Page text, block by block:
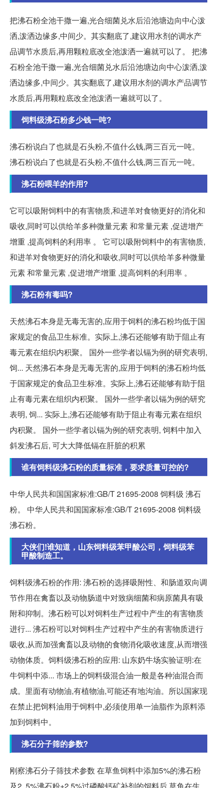
把沸石粉全池干撒一遍,光合细菌兑水后沿池塘边向中心泼
洒,泼洒边缘多,中间少。其实翻底了,建议用水剂的调水产
品调节水质后,再用颗粒底改全池泼洒一遍就可以了。 把沸
石粉全池干撒一遍,光合细菌兑水后沿池塘边向中心泼洒,泼
洒边缘多,中间少。其实翻底了,建议用水剂的调水产品调节
水质后,再用颗粒底改全池泼洒一遍就可以了。
饲料级沸石粉多少钱一吨?
沸石粉说白了也就是石头粉,不值什么钱,两三百元一吨。
沸石粉说白了也就是石头粉,不值什么钱,两三百元一吨。
沸石粉喂羊的作用?
它可以吸附饲料中的有害物质,和进羊对食物更好的消化和
吸收,同时可以供给羊多种微量元素 和常量元素 ,促进增产
增重 ,提高饲料的利用率 。 它可以吸附饲料中的有害物质,
和进羊对食物更好的消化和吸收,同时可以供给羊多种微量
元素 和常量元素 ,促进增产增重 ,提高饲料的利用率 。
沸石粉有毒吗?
天然沸石本身是无毒无害的,应用于饲料的沸石粉均低于国
家规定的食品卫生标准。实际上,沸石还能够有助于阻止有
毒元素在组织内积聚。 国外一些学者以镉为例的研究表明,
饲... 天然沸石本身是无毒无害的,应用于饲料的沸石粉均低
于国家规定的食品卫生标准。实际上,沸石还能够有助于阻
止有毒元素在组织内积聚。 国外一些学者以镉为例的研究
表明, 饲... 实际上,沸石还能够有助于阻止有毒元素在组织
内积聚。 国外一些学者以镉为例的研究表明, 饲料中加入
斜发沸石后, 可大大降低镉在肝脏的积累
谁有饲料级沸石粉的质量标准，要求质量可控的?
中华人民共和国国家标准:GB/T 21695-2008 饲料级 沸石
粉。 中华人民共和国国家标准:GB/T 21695-2008 饲料级
沸石粉。
大侠们!谁知道，山东饲料级苯甲酸公司，饲料级苯
甲酸制造工。
饲料级沸石粉的作用: 沸石粉的选择吸附性、和肠道双向调
节作用在禽畜以及动物肠道中对致病细菌和病原菌具有吸
附和抑制。沸石粉可以对饲料生产过程中产生的有害物质
进行... 沸石粉可以对饲料生产过程中产生的有害物质进行
吸收,从而加强禽畜以及动物的食物消化吸收速度,从而增强
动物体质。饲料级沸石粉的应用: 山东奶牛场实验证明:在
牛饲料中添... 市场上的饲料级混合油一般是各种油混合而
成。里面有动物油,有植物油,可能还有地沟油。所以国家现
在禁止把饲料油用于饲料中,必须使用单一油脂作为原料添
加到饲料中。
沸石分子筛的参数?
刚察沸石分子筛技术参数 在草鱼饲料中添加5%的沸石粉